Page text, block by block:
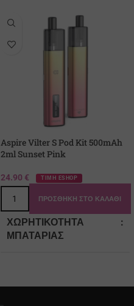
Aspire Vilter S Pod Kit 500mAh
2ml Sunset Pink
24.90 € ΤΙΜΗ ESHOP
ΠΡΟΣΘΉΚΗ ΣΤΟ ΚΑΛΆΘΙ
ΧΩΡΗΤΙΚΌΤΗΤΑ
ΜΠΑΤΑΡΊΑΣ